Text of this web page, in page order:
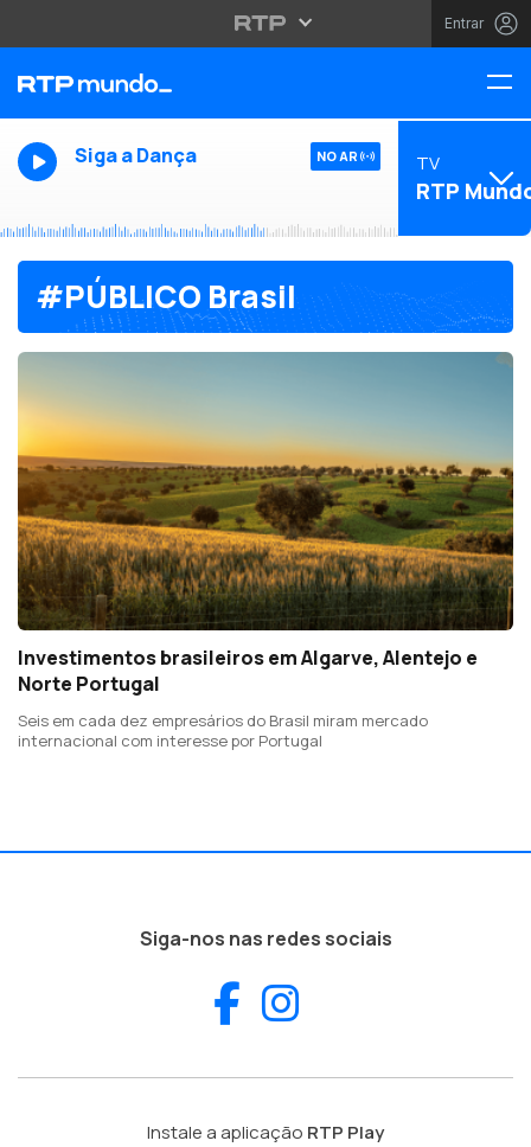
Entrar
Siga a Dança NO AR TV
RTP
#PÚBLICO Brasil
Investimentos brasileiros em Algarve, Alentejo e
Norte Portugal
Seis em cada dez empresários do Brasil miram mercado
internacional com interesse por Portugal
Siga-nos nas redes sociais
Facebook
Instale a aplicação RTP Play